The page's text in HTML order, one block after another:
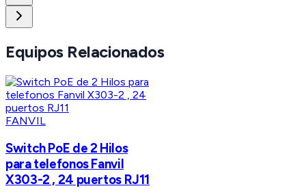
Equipos Relacionados
FANVIL
Switch PoE de 2 Hilos
para telefonos Fanvil
X303-2 , 24 puertos RJ11